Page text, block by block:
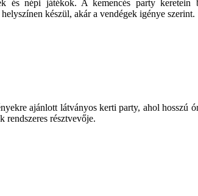
és népi játékok. A kemencés party
készül, akár a vendégek igénye szerint.
ajánlott látványos kerti party, ahol hosszú
rendszeres résztvevője.